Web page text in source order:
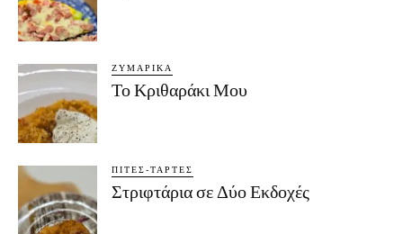
ΖΥΜΑΡΙΚΆ
Το Κριθαράκι Μου
ΠΊΤΕΣ-ΤΆΡΤΕΣ
Στριφτάρια σε Δύο Εκδοχές